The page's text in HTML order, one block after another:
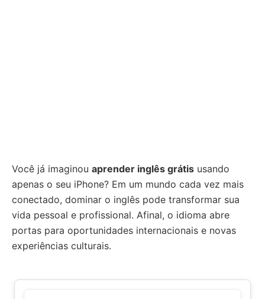
Você já imaginou aprender inglês grátis usando
apenas o seu iPhone? Em um mundo cada vez mais
conectado, dominar o inglês pode transformar sua
vida pessoal e profissional. Afinal, o idioma abre
portas para oportunidades internacionais e novas
experiências culturais.